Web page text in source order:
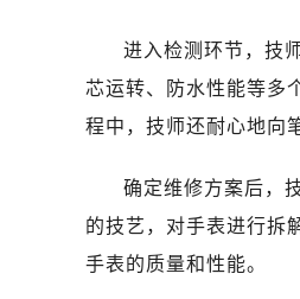
厦门市
福州市鼓
重庆市江
长沙市
太原市
沈阳市沈
进入检测环节，技
芯运转、防水性能等多
程中，技师还耐心地向
确定维修方案后，
的技艺，对手表进行拆
手表的质量和性能。